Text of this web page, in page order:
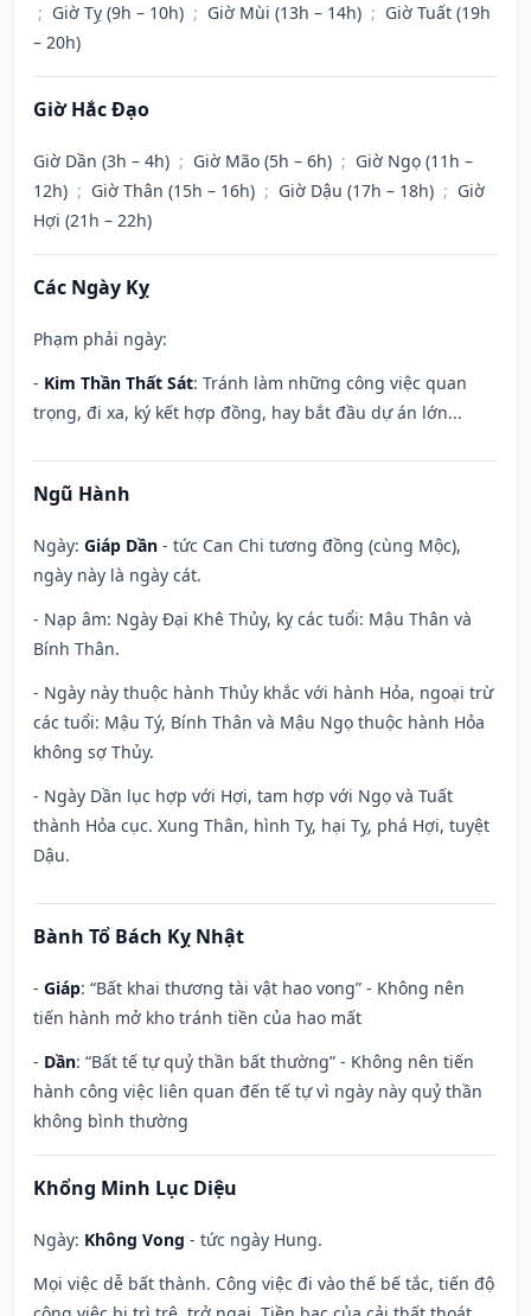
; Giờ Tỵ (9h – 10h) ; Giờ Mùi (13h – 14h) ; Giờ Tuất (19h
– 20h)
Giờ Hắc Đạo
Giờ Dần (3h – 4h) ; Giờ Mão (5h – 6h) ; Giờ Ngọ (11h –
12h) ; Giờ Thân (15h – 16h) ; Giờ Dậu (17h – 18h) ; Giờ
Hợi (21h – 22h)
Các Ngày Kỵ
Phạm phải ngày:
- Kim Thần Thất Sát: Tránh làm những công việc quan
trọng, đi xa, ký kết hợp đồng, hay bắt đầu dự án lớn...
Ngũ Hành
Ngày: Giáp Dần - tức Can Chi tương đồng (cùng Mộc),
ngày này là ngày cát.
- Nạp âm: Ngày Đại Khê Thủy, kỵ các tuổi: Mậu Thân và
Bính Thân.
- Ngày này thuộc hành Thủy khắc với hành Hỏa, ngoại trừ
các tuổi: Mậu Tý, Bính Thân và Mậu Ngọ thuộc hành Hỏa
không sợ Thủy.
- Ngày Dần lục hợp với Hợi, tam hợp với Ngọ và Tuất
thành Hỏa cục. Xung Thân, hình Tỵ, hại Tỵ, phá Hợi, tuyệt
Dậu.
Bành Tổ Bách Kỵ Nhật
- Giáp: “Bất khai thương tài vật hao vong” - Không nên
tiến hành mở kho tránh tiền của hao mất
- Dần: “Bất tế tự quỷ thần bất thường” - Không nên tiến
hành công việc liên quan đến tế tự vì ngày này quỷ thần
không bình thường
Khổng Minh Lục Diệu
Ngày: Không Vong - tức ngày Hung.
Mọi việc dễ bất thành. Công việc đi vào thế bế tắc, tiến độ